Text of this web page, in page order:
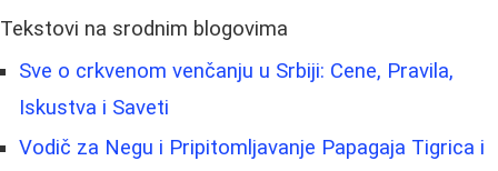
Tekstovi na srodnim blogovima
Sve o crkvenom venčanju u Srbiji: Cene, Pravila,
Iskustva i Saveti
Vodič za Negu i Pripitomljavanje Papagaja Tigrica i